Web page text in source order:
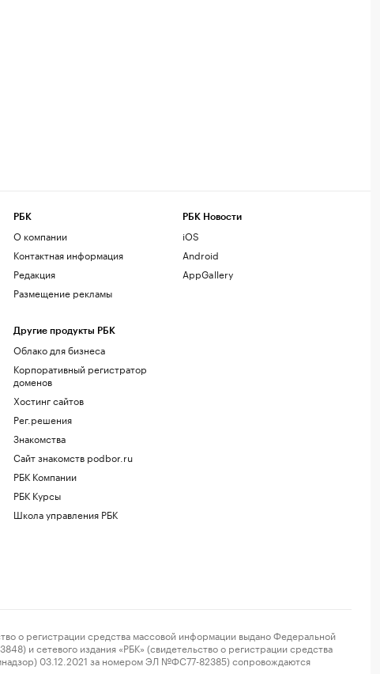
РБК
О компании
Контактная информация
Редакция
Размещение рекламы
Другие продукты РБК
Облако для бизнеса
Корпоративный регистратор
доменов
Хостинг сайтов
Рег.решения
Знакомства
Сайт знакомств podbor.ru
РБК Компании
РБК Курсы
Школа управления РБК
РБК Новости
iOS
Android
AppGallery
регистрации средства массовой информации выдано Федеральной
и сетевого издания «РБК» (свидетельство о регистрации средства
03.12.2021 за номером ЭЛ №ФС77-82385) сопровождаются